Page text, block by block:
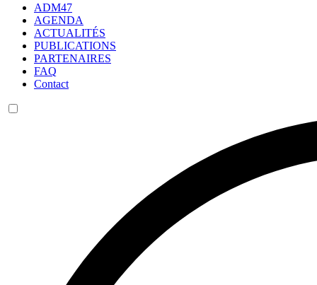
ADM47
AGENDA
ACTUALITÉS
PUBLICATIONS
PARTENAIRES
FAQ
Contact